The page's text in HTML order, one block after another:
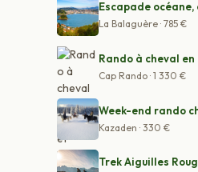
La Balaguère · 785 €
Cap Rando · 1 330 €
Kazaden · 330 €